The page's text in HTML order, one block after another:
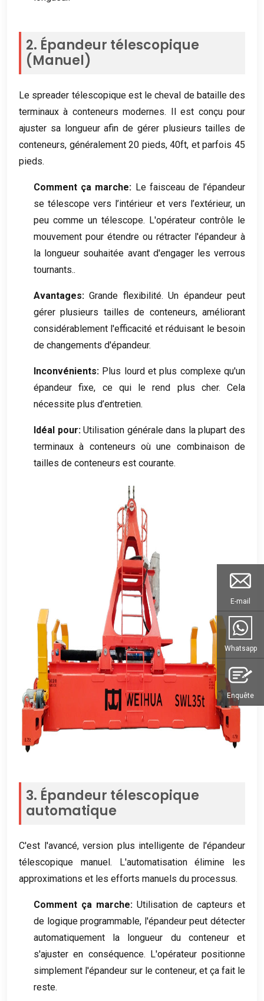
2. Épandeur télescopique
(Manuel)
Le spreader télescopique est le cheval de bataille des
terminaux à conteneurs modernes. Il est conçu pour
ajuster sa longueur afin de gérer plusieurs tailles de
conteneurs, généralement 20 pieds, 40ft, et parfois 45
pieds.
Comment ça marche: Le faisceau de l’épandeur
se télescope vers l’intérieur et vers l’extérieur, un
peu comme un télescope. L'opérateur contrôle le
mouvement pour étendre ou rétracter l'épandeur à
la longueur souhaitée avant d'engager les verrous
tournants..
Avantages: Grande flexibilité. Un épandeur peut
gérer plusieurs tailles de conteneurs, améliorant
considérablement l'efficacité et réduisant le besoin
de changements d'épandeur.
Inconvénients: Plus lourd et plus complexe qu'un
épandeur fixe, ce qui le rend plus cher. Cela
nécessite plus d’entretien.
Idéal pour:Utilisation générale dans la plupart des
terminaux à conteneurs où une combinaison de
tailles de conteneurs est courante.
3. Épandeur télescopique
automatique
C'est l'avancé, version plus intelligente de l'épandeur
télescopique manuel. L'automatisation élimine les
approximations et les efforts manuels du processus.
Comment ça marche: Utilisation de capteurs et
de logique programmable, l'épandeur peut détecter
automatiquement la longueur du conteneur et
s'ajuster en conséquence. L'opérateur positionne
simplement l'épandeur sur le conteneur, et ça fait le
reste.
E-mail
Whatsapp
Enquête